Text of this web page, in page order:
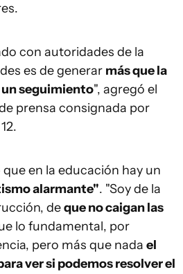
con autoridades de la
es de generar más que la
seguimiento", agregó el
prensa consignada por
en la educación hay un
alarmante". "Soy de la
deque no caigan las
lo fundamental, por
pero más que nada el
ver si podemos resolver el